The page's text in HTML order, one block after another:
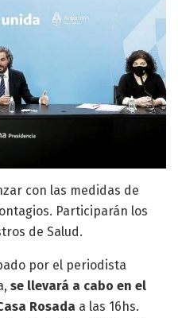
con las medidas de
Participarán los
de Salud.
por el periodista
se llevará a cabo en el
Rosada a las 16hs.